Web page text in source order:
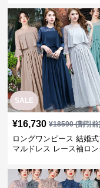
SALE
¥16,730 ¥18590(割引
ロングワンピース 結婚
マルドレス レース袖ロン